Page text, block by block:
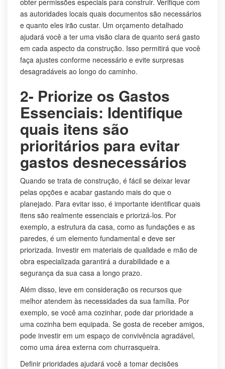
as autoridades locais quais documentos são necessários
e quanto eles irão custar. Um orçamento detalhado
ajudará você a ter uma visão clara de quanto será gasto
em cada aspecto da construção. Isso permitirá que você
faça ajustes conforme necessário e evite surpresas
desagradáveis ao longo do caminho.
2- Priorize os Gastos
Essenciais: Identifique
quais itens são
prioritários para evitar
gastos desnecessários
Quando se trata de construção, é fácil se deixar levar
pelas opções e acabar gastando mais do que o
planejado. Para evitar isso, é importante identificar quais
itens são realmente essenciais e priorizá-los. Por
exemplo, a estrutura da casa, como as fundações e as
paredes, é um elemento fundamental e deve ser
priorizada. Investir em materiais de qualidade e mão de
obra especializada garantirá a durabilidade e a
segurança da sua casa a longo prazo.
Além disso, leve em consideração os recursos que
melhor atendem às necessidades da sua família. Por
exemplo, se você ama cozinhar, pode dar prioridade a
uma cozinha bem equipada. Se gosta de receber amigos,
pode investir em um espaço de convivência agradável,
como uma área externa com churrasqueira.
Definir prioridades ajudará você a tomar decisões